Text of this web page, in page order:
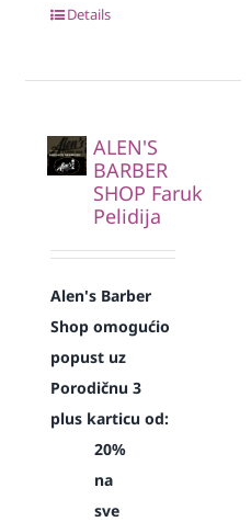
Details
ALEN'S
BARBER
SHOP Faruk
Pelidija
Alen's Barber
Shop omogućio
popust uz
Porodičnu 3
plus karticu od:
20%
na
sve